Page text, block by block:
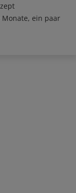
ein paar